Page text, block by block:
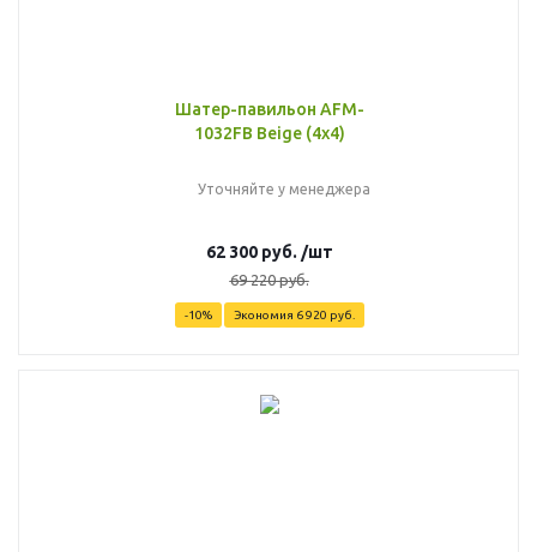
Шатер-павильон AFM-
1032FB Beige (4х4)
Уточняйте у менеджера
62 300руб. /шт
69 220руб.
-10% Экономия 6 920 руб.